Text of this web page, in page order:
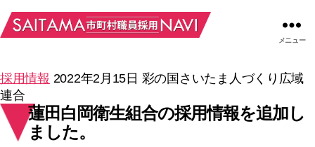
メニュー
採用情報 2022年2月15日 彩の国さいたま人づくり広域
連合
蓮田白岡衛生組合の採用情報を追加し
ました。